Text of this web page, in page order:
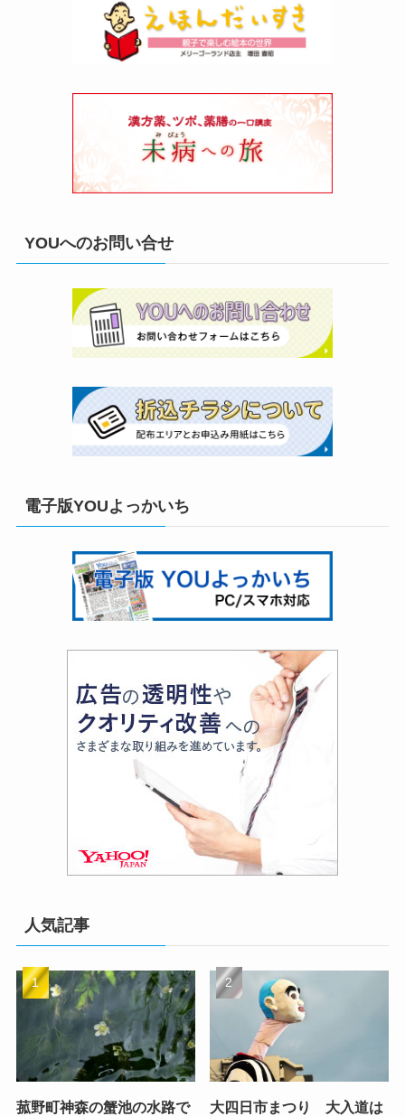
YOUへのお問い合せ
電子版YOUよっかいち
人気記事
菰野町神森の蟹池の水路で
大四日市まつり 大入道は